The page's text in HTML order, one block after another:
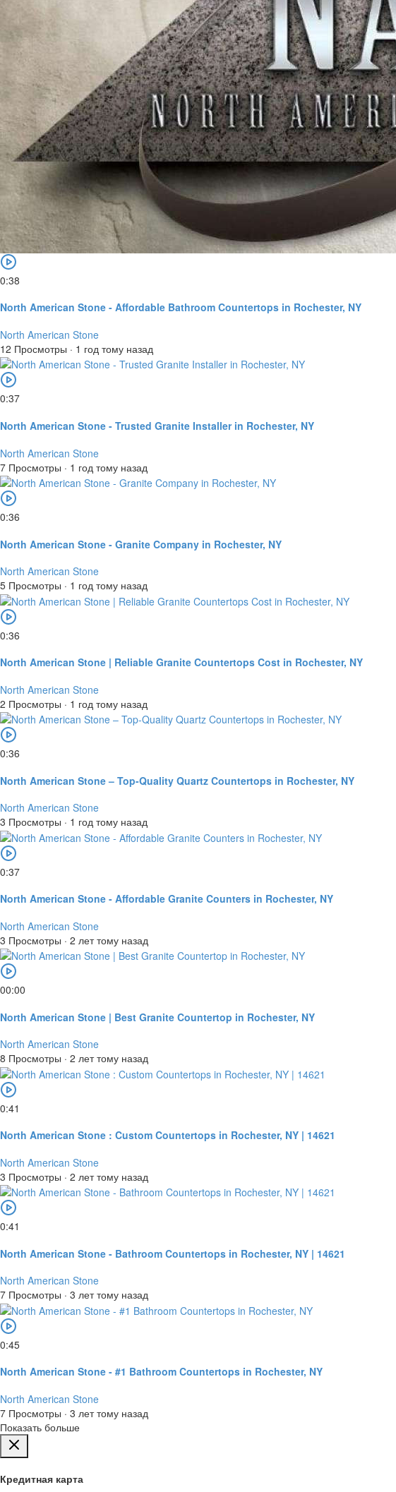
0:38
North American Stone - Affordable Bathroom Countertops in Rochester, NY
North American Stone
12 Просмотры · 1 год тому назад
0:37
North American Stone - Trusted Granite Installer in Rochester, NY
North American Stone
7 Просмотры · 1 год тому назад
0:36
North American Stone - Granite Company in Rochester, NY
North American Stone
5 Просмотры · 1 год тому назад
0:36
North American Stone | Reliable Granite Countertops Cost in Rochester, NY
North American Stone
2 Просмотры · 1 год тому назад
0:36
North American Stone – Top-Quality Quartz Countertops in Rochester, NY
North American Stone
3 Просмотры · 1 год тому назад
0:37
North American Stone - Affordable Granite Counters in Rochester, NY
North American Stone
3 Просмотры · 2 лет тому назад
00:00
North American Stone | Best Granite Countertop in Rochester, NY
North American Stone
8 Просмотры · 2 лет тому назад
0:41
North American Stone : Custom Countertops in Rochester, NY | 14621
North American Stone
3 Просмотры · 2 лет тому назад
0:41
North American Stone - Bathroom Countertops in Rochester, NY | 14621
North American Stone
7 Просмотры · 3 лет тому назад
0:45
North American Stone - #1 Bathroom Countertops in Rochester, NY
North American Stone
7 Просмотры · 3 лет тому назад
Показать больше
Кредитная карта